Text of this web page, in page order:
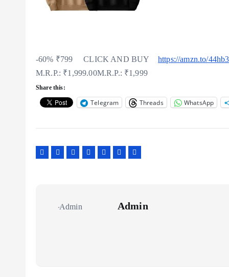
-60% ₹799 CLICK AND BUY https://amzn.to/
M.R.P.: ₹1,999.00M.R.P.: ₹1,999
Share this:
Telegram Threads WhatsApp
Admin